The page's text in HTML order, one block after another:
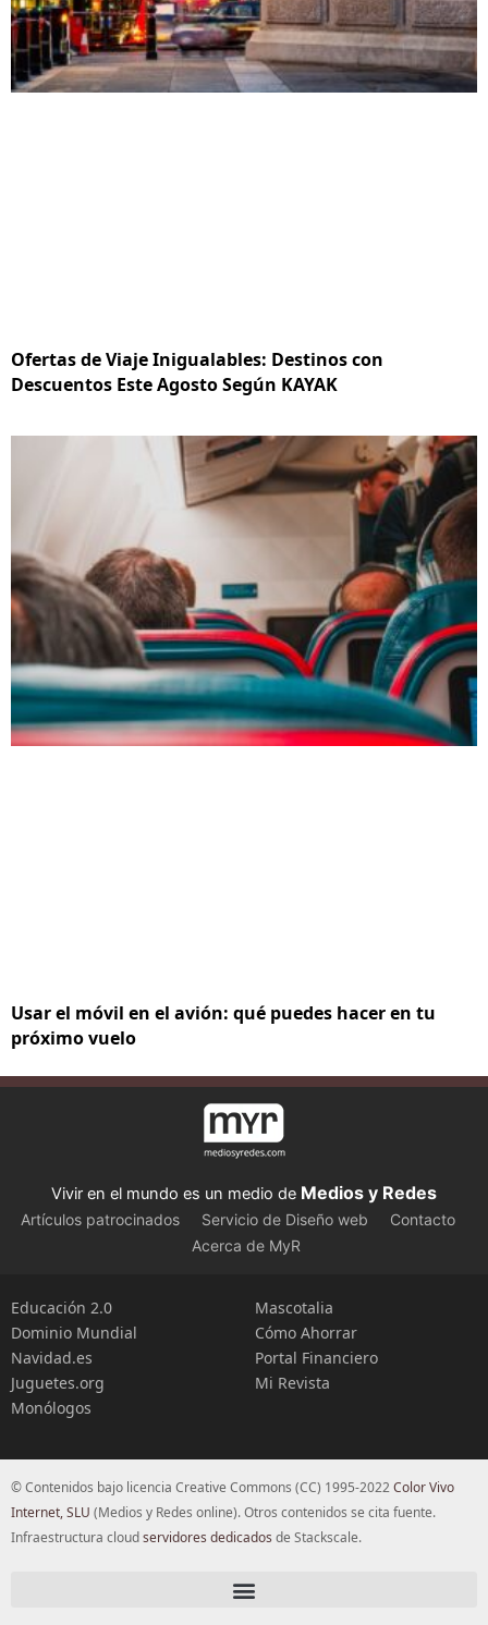
Ofertas de Viaje Inigualables: Destinos con
Descuentos Este Agosto Según KAYAK
Usar el móvil en el avión: qué puedes hacer en tu
próximo vuelo
Vivir en el mundo es un medio de Medios y Redes
Artículos patrocinados Servicio de Diseño web
Contacto
Acerca de MyR
Educación 2.0
Dominio Mundial
Navidad.es
Juguetes.org
Monólogos
Mascotalia
Cómo Ahorrar
Portal Financiero
Mi Revista
© Contenidos bajo licencia Creative Commons (CC) 1995-2022Color Vivo
Internet, SLU (Medios y Redes online). Otros contenidos se cita fuente.
Infraestructura cloudservidores dedicados de Stackscale.